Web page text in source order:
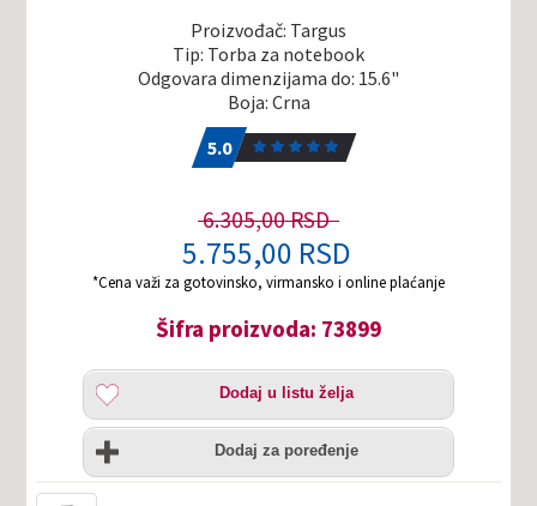
Proizvođač: Targus
Tip: Torba za notebook
Odgovara dimenzijama do: 15.6"
Boja: Crna
5.0
6.305,00 RSD
5.755,00 RSD
*Cena važi za gotovinsko, virmansko i online plaćanje
Šifra proizvoda: 73899
Dodaj
listu
želja
Dodaj u listu želja
Uporedi
Dodaj za poređenje